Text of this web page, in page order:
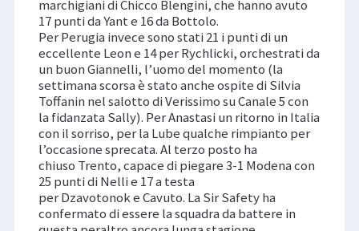
marchigiani di Chicco Blengini, che hanno avuto
17 punti da Yant e 16 da Bottolo.
Per Perugia invece sono stati 21 i punti di un
eccellente Leon e 14 per Rychlicki, orchestrati da
un buon Giannelli, l’uomo del momento (la
settimana scorsa è stato anche ospite di Silvia
Toffanin nel salotto di Verissimo su Canale 5 con
la fidanzata Sally). Per Anastasi un ritorno in Italia
con il sorriso, per la Lube qualche rimpianto per
l’occasione sprecata. Al terzo posto ha
chiuso Trento, capace di piegare 3-1 Modena con
25 punti di Nelli e 17 a testa
per Dzavotonok e Cavuto. La Sir Safety ha
confermato di essere la squadra da battere in